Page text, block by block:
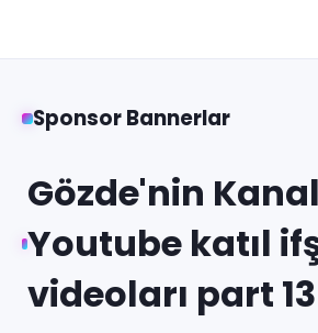
Sponsor Bannerlar
Gözde'nin
Youtube katıl
videoları part 13